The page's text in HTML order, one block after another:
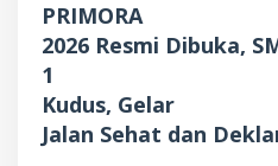
PRIMORA
2026 Resmi Dibuka,
1
Kudus, Gelar
Jalan Sehat dan